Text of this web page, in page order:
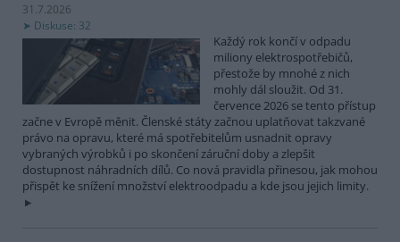
31.7.2026
Diskuse: 32
Každý rok končí v odpadu
miliony elektrospotřebičů,
přestože by mnohé z nich
mohly dál sloužit. Od 31.
července 2026 se tento přístup
začne v Evropě měnit. Členské státy začnou uplatňovat takzvané
právo na opravu, které má spotřebitelům usnadnit opravy
vybraných výrobků i po skončení záruční doby a zlepšit
dostupnost náhradních dílů. Co nová pravidla přinesou, jak mohou
přispět ke snížení množství elektroodpadu a kde jsou jejich limity.